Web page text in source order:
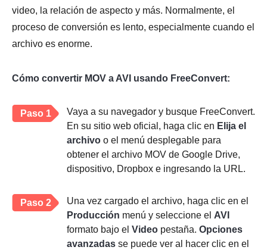
video, la relación de aspecto y más. Normalmente, el
proceso de conversión es lento, especialmente cuando el
archivo es enorme.
Cómo convertir MOV a AVI usando FreeConvert:
Paso 1
Vaya a su navegador y busque FreeConvert.
En su sitio web oficial, haga clic en Elija el
archivo o el menú desplegable para
obtener el archivo MOV de Google Drive,
dispositivo, Dropbox e ingresando la URL.
Paso 2
Una vez cargado el archivo, haga clic en el
Producción menú y seleccione el AVI
formato bajo el Video pestaña. Opciones
avanzadas se puede ver al hacer clic en el